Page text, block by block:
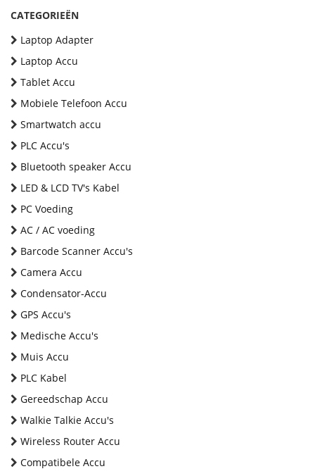
CATEGORIEËN
Laptop Adapter
Laptop Accu
Tablet Accu
Mobiele Telefoon Accu
Smartwatch accu
PLC Accu's
Bluetooth speaker Accu
LED & LCD TV's Kabel
PC Voeding
AC / AC voeding
Barcode Scanner Accu's
Camera Accu
Condensator-Accu
GPS Accu's
Medische Accu's
Muis Accu
PLC Kabel
Gereedschap Accu
Walkie Talkie Accu's
Wireless Router Accu
Compatibele Accu